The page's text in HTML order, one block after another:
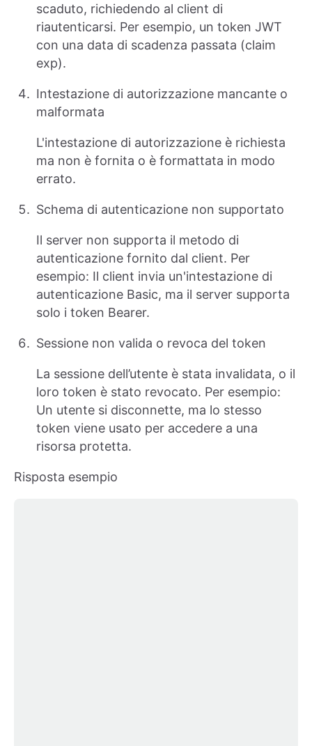
scaduto, richiedendo al client di
riautenticarsi. Per esempio, un token JWT
con una data di scadenza passata (claim
exp).
Intestazione di autorizzazione mancante o
malformata
L'intestazione di autorizzazione è richiesta
ma non è fornita o è formattata in modo
errato.
Schema di autenticazione non supportato
Il server non supporta il metodo di
autenticazione fornito dal client. Per
esempio: Il client invia un'intestazione di
autenticazione Basic, ma il server supporta
solo i token Bearer.
Sessione non valida o revoca del token
La sessione dell’utente è stata invalidata, o il
loro token è stato revocato. Per esempio:
Un utente si disconnette, ma lo stesso
token viene usato per accedere a una
risorsa protetta.
Risposta esempio